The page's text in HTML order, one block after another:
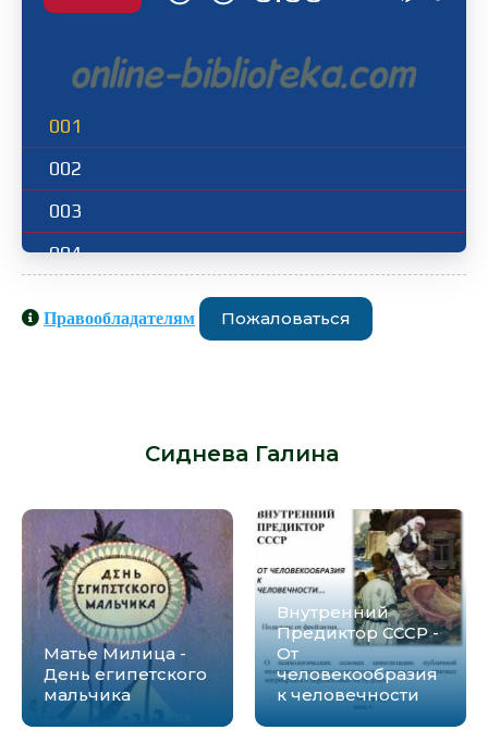
001
002
003
004
010
011
012
013
014
Правообладателям Пожаловаться
Сиднева Галина
Матье Милица -
День египетского
мальчика
Внутренний
Предиктор СССР -
От
человекообразия
к человечности